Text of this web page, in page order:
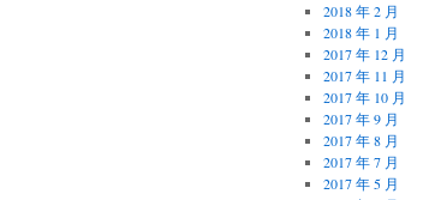
2018 年 2 月
2018 年 1 月
2017 年 12 月
2017 年 11 月
2017 年 10 月
2017 年 9 月
2017 年 8 月
2017 年 7 月
2017 年 5 月